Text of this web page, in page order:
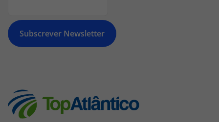
Subscrever Newsletter